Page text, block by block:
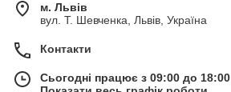
м. Львів
вул. Т. Шевченка, Львів, Україна
Контакти
Сьогодні працює з 09:00 до 18:00